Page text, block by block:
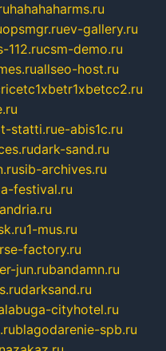
hahahaharms.ru
opsmgr.ruev-gallery.ru
112.rucsm-demo.ru
allseo-host.ru
statti.rue-abis1c.ru
dark-sand.ru
sib-archives.ru
festival.ru
1-mus.ru
factory.ru
jun.rubandamn.ru
darksand.ru
cityhotel.ru
blagodarenie-spb.ru